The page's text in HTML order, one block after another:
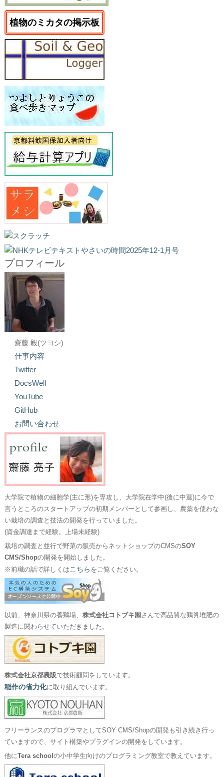
植物のミカタの掲示板
プロフィール
齋藤 毅(ツヨシ)
仕事内容
Twitter
DocsWell
YouTube
GitHub
お問い合わせ
大学院で植物の細胞学(主に形)を専攻し、大学院在学中(後に中退)に今で
言うところのスタートアップの初期メンバーとして参画し、農薬を使わな
い栽培の調査と技法の開発を行っていました。
(資金調達まで経験。上場未経験)
栽培の調査と並行で野菜の販売からネットショップのCMSのSOY
CMS/Shopの開発を開始しました。
※前職の話で詳しくはこちら をご覧ください。
以前、神奈川県の養鶏場、 株式会社コトブキ園 さんで高品質な鶏糞堆肥の
製造に関わらせていただきました。
株式会社京都農販で技術顧問をしています。
稲作の省力化に取り組んでいます。
フリーランスのプログラマとしてSOY CMS/Shopの開発も引き続き行っ
ていますので、サイト構築やプラグインの開発をしています。
他にTera school の小中学生向けのプログラミング教室で教えています。